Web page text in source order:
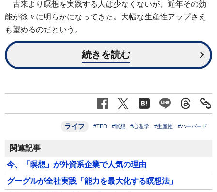
古来より瞑想を実践する人は少なくないが、近年その効
能が徐々に明らかになってきた。大幅な生産性アップさえ
も望めるのだという。
続きを読む
ライフ #TED #瞑想 #心理学 #生産性 #ハーバード
関連記事
今、「瞑想」が外資系企業で人気の理由
グーグルが全社実践「能力を最大化する瞑想法」